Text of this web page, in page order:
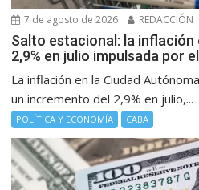
7 de agosto de 2026 REDACCIÓN
Salto estacional: la inflación
2,9% en julio impulsada por
La inflación en la Ciudad
un incremento del 2,9% en julio,...
POLÍTICA Y ECONOMÍA CABA